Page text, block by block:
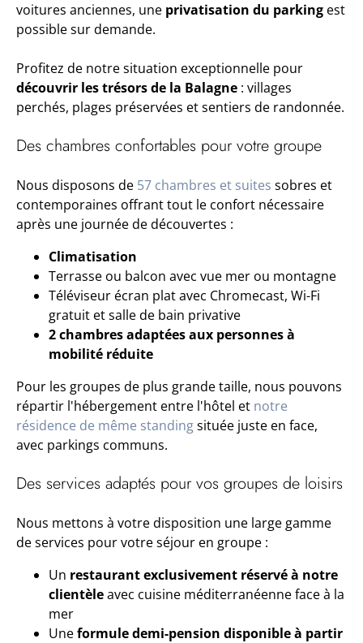
voitures anciennes, une privatisation du parking est
possible sur demande.
Profitez de notre situation exceptionnelle pour
découvrir les trésors de la Balagne : villages
perchés, plages préservées et sentiers de randonnée.
Des chambres confortables pour votre groupe
Nous disposons de 57 chambres et suites sobres et
contemporaines offrant tout le confort nécessaire
après une journée de découvertes :
Climatisation
Terrasse ou balcon avec vue mer ou montagne
Téléviseur écran plat avec Chromecast, Wi-Fi
gratuit et salle de bain privative
2 chambres adaptées aux personnes à
mobilité réduite
Pour les groupes de plus grande taille, nous pouvons
répartir l'hébergement entre l'hôtel et notre
résidence de même standingsituée juste en face,
avec parkings communs.
Des services adaptés pour vos groupes de loisirs
Nous mettons à votre disposition une large gamme
de services pour votre séjour en groupe :
Un restaurant exclusivement réservé à notre
clientèleavec cuisine méditerranéenne face à la
mer
Uneformule demi-pension disponible à partir